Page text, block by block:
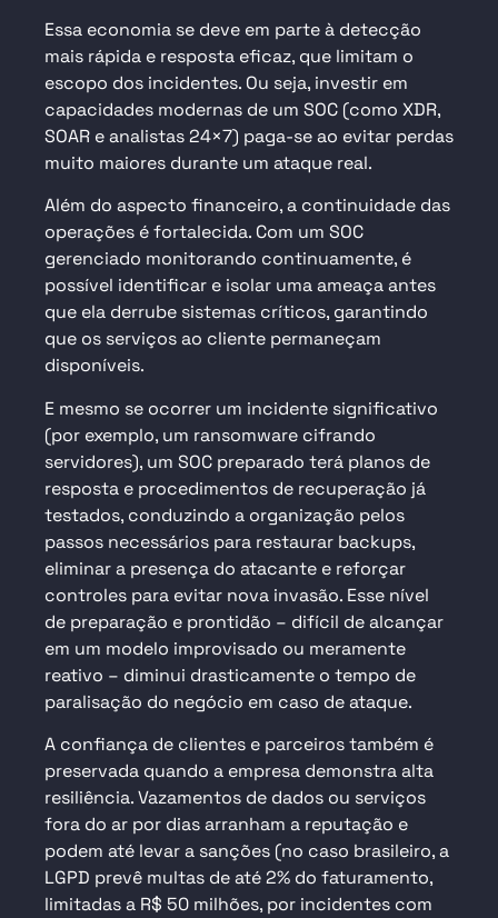
Essa economia se deve em parte à detecção
mais rápida e resposta eficaz, que limitam o
escopo dos incidentes. Ou seja, investir em
capacidades modernas de um SOC (como XDR,
SOAR e analistas 24×7) paga-se ao evitar perdas
muito maiores durante um ataque real.
Além do aspecto financeiro, a continuidade das
operações é fortalecida. Com um SOC
gerenciado monitorando continuamente, é
possível identificar e isolar uma ameaça antes
que ela derrube sistemas críticos, garantindo
que os serviços ao cliente permaneçam
disponíveis.
E mesmo se ocorrer um incidente significativo
(por exemplo, um ransomware cifrando
servidores), um SOC preparado terá planos de
resposta e procedimentos de recuperação já
testados, conduzindo a organização pelos
passos necessários para restaurar backups,
eliminar a presença do atacante e reforçar
controles para evitar nova invasão. Esse nível
de preparação e prontidão – difícil de alcançar
em um modelo improvisado ou meramente
reativo – diminui drasticamente o tempo de
paralisação do negócio em caso de ataque.
A confiança de clientes e parceiros também é
preservada quando a empresa demonstra alta
resiliência. Vazamentos de dados ou serviços
fora do ar por dias arranham a reputação e
podem até levar a sanções (no caso brasileiro, a
LGPD prevê multas de até 2% do faturamento,
limitadas a R$ 50 milhões, por incidentes com